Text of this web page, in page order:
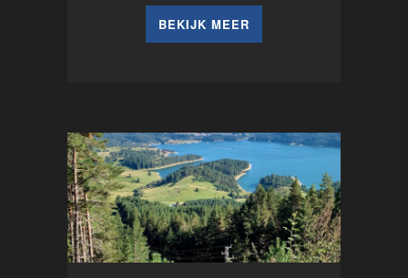
BEKIJK MEER